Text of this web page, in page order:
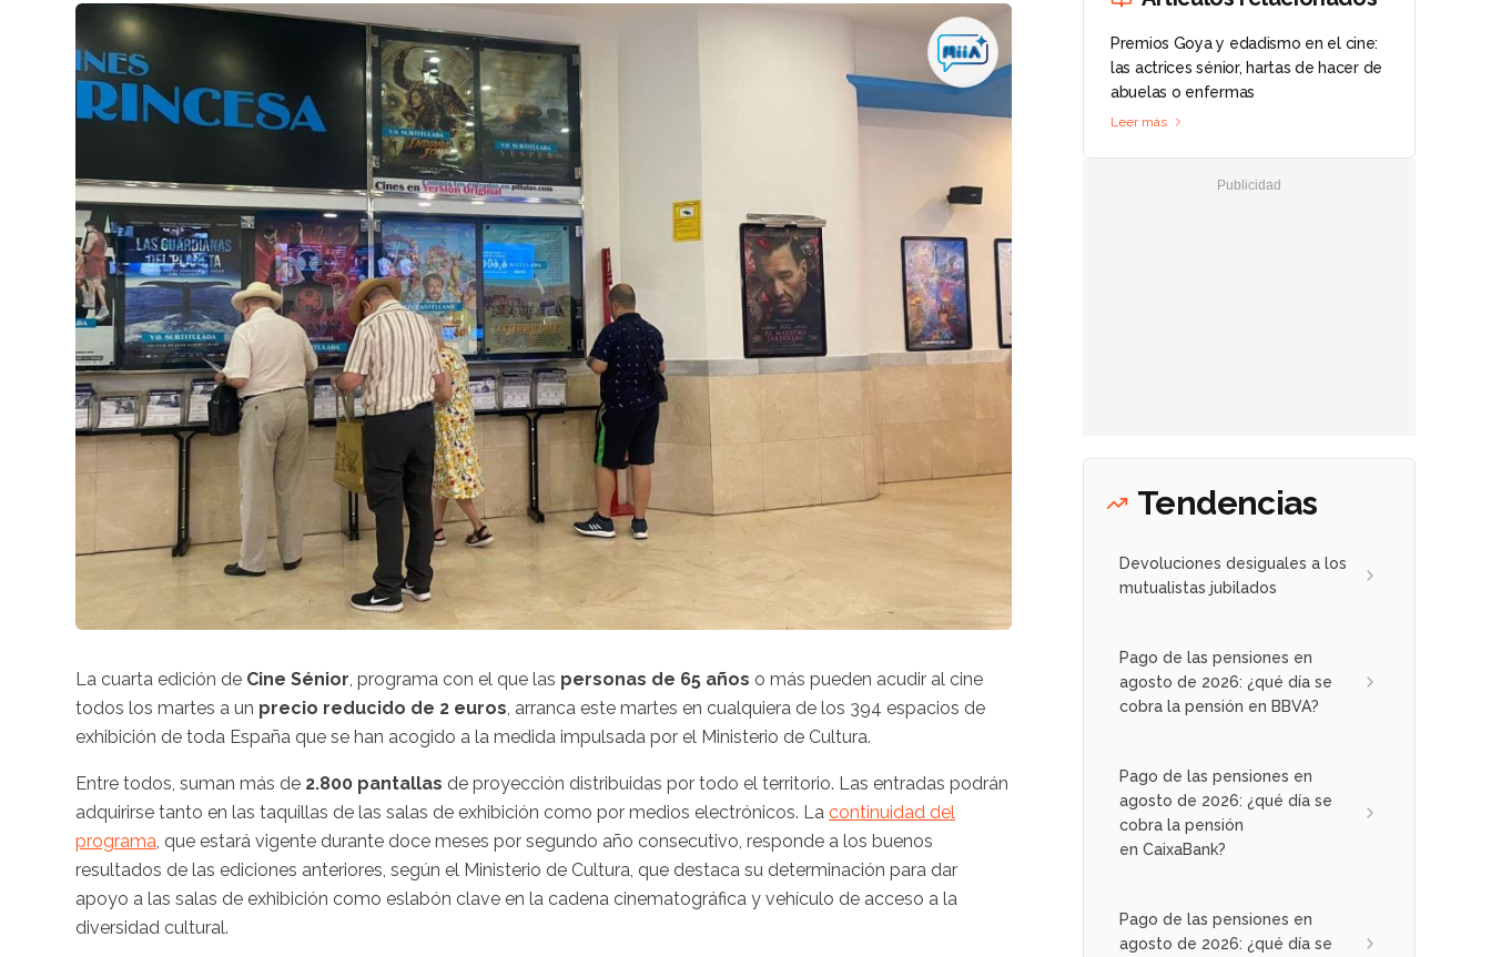
La cuarta edición de Cine Sénior , programa con el que las personas de 65 años o más pueden acudir al cine
todos los martes a un precio reducido de 2 euros , arranca este martes en cualquiera de los 394 espacios de
exhibición de toda España que se han acogido a la medida impulsada por el Ministerio de Cultura.
Entre todos, suman más de 2.800 pantallas de proyección distribuidas por todo el territorio. Las entradas podrán
adquirirse tanto en las taquillas de las salas de exhibición como por medios electrónicos. La continuidad del
programa , que estará vigente durante doce meses por segundo año consecutivo, responde a los buenos
resultados de las ediciones anteriores, según el Ministerio de Cultura, que destaca su determinación para dar
apoyo a las salas de exhibición como eslabón clave en la cadena cinematográfica y vehículo de acceso a la
diversidad cultural.
Premios Goya y edadismo en el cine:
las actrices sénior, hartas de hacer de
abuelas o enfermas
Leer más
Tendencias
Devoluciones desiguales a los
mutualistas jubilados
Pago de las pensiones en
agosto de 2026: ¿qué día se
cobra la pensión en BBVA?
Pago de las pensiones en
agosto de 2026: ¿qué día se
cobra la pensión
en CaixaBank?
Pago de las pensiones en
agosto de 2026: ¿qué día se